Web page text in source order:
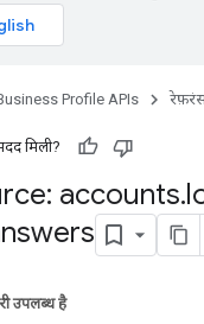
Profile APIs
मिली?
accounts.
उपलब्ध है